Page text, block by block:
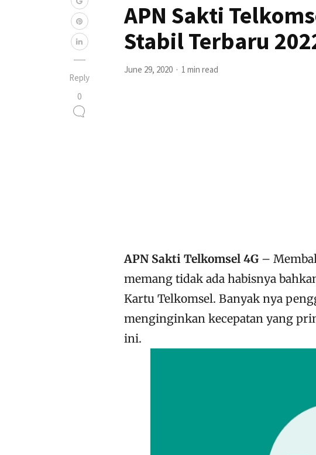
Reply
0
APN Sakti
Stabil Terbaru
June 29, 2020 1 min read
APN Sakti Telkomsel 4G –
memang tidak ada habisnya
Kartu Telkomsel. Banyak nya
menginginkan kecepatan yang
ini.